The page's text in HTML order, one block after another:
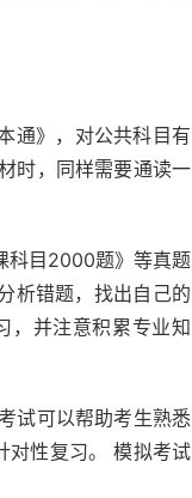
通》，对公共科目有
时，同样需要通读一
科目2000题》等真题
析错题，找出自己的
，并注意积累专业知
试可以帮助考生熟悉
对性复习。 模拟考试